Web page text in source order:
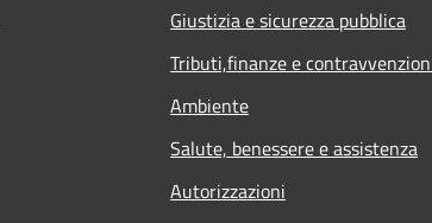
Giustizia e sicurezza pubblica
Tributi,finanze e
Ambiente
Salute, benessere e assistenza
Autorizzazioni